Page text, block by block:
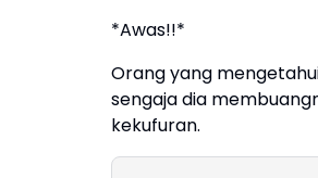
*Awas!!*
Orang yang
sengaja dia
kekufuran.